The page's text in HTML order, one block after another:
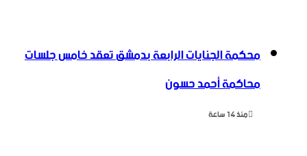
محكمة الجنايات الرابعة بدمشق تعقد خامس جلسات
محاكمة أحمد حسون
منذ 14 ساعة